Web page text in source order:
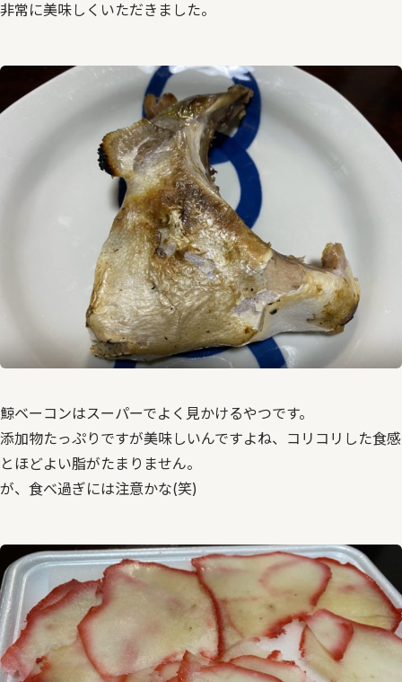
非常に美味しくいただきました。
鯨ベーコンはスーパーでよく見かけるやつです。
添加物たっぷりですが美味しいんですよね、コリコリした食感
とほどよい脂がたまりません。
が、食べ過ぎには注意かな(笑)